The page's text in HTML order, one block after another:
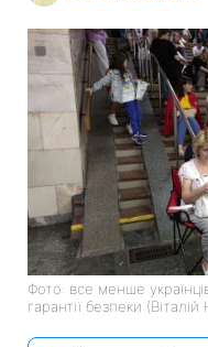
Фото: все менше
гарантії безпеки